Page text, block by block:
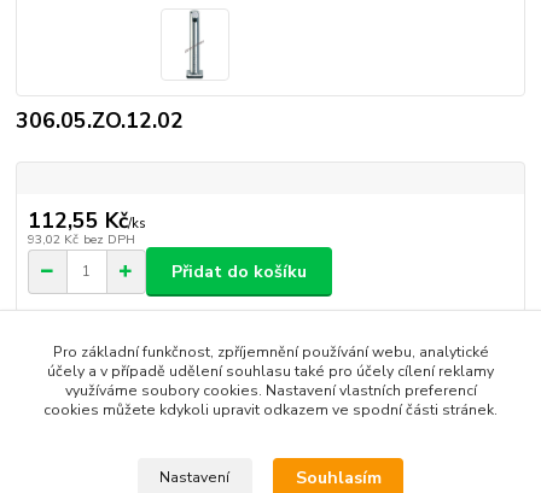
306.05.ZO.12.02
112,55 Kč/ks
93,02 Kč bez DPH
Přidat do košíku
Výrobce:
CAMAR
Hlídat cenu / dostupnost
Pro základní funkčnost, zpříjemnění používání webu, analytické
účely a v případě udělení souhlasu také pro účely cílení reklamy
využíváme soubory cookies. Nastavení vlastních preferencí
cookies můžete kdykoli upravit odkazem ve spodní části stránek.
Nastavení Souhlasím